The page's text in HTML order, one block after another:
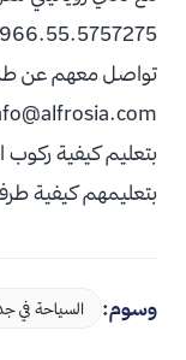
تواصل معهم عن
بتعليم كيفية ركوب
بتعليمهم كيفية طرف
وسوم: السياحة في